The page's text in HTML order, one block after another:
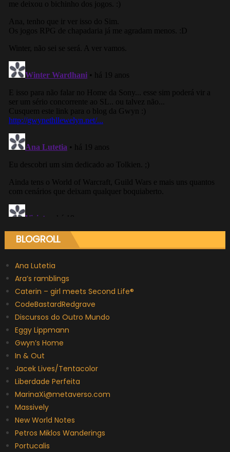
BLOGROLL
Ana Lutetia
Ara’s ramblings
Caterin – girl meets Second Life®
CodeBastardRedgrave
Discursos do Outro Mundo
Eggy Lippmann
Gwyn’s Home
In & Out
Jacek Lives/Tentacolor
Liberdade Perfeita
MarinaXi@metaverso.com
Massively
New World Notes
Petros Miklos Wanderings
Portucalis